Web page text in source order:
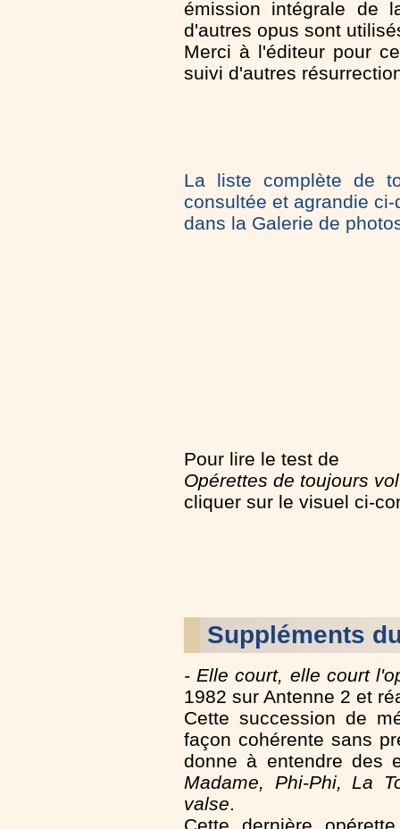
émission intégrale de
d'autres opus sont
Merci à l'éditeur pour
suivi d'autres
La liste complète de
consultée et agrandie
dans la Galerie de
Pour lire le test de
Opérettes de toujours
cliquer sur le visuel ci-
Suppléments
- Elle court, elle court
1982 sur Antenne 2 et
Cette succession de
façon cohérente sans
donne à entendre des
Madame, Phi-Phi, La
valse.